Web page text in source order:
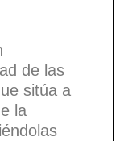
de las
sitúa a
la